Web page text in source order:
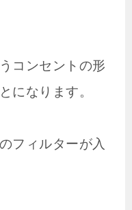
コンセントの形
になります。
フィルターが入